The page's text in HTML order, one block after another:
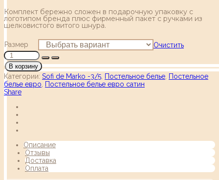
Комплект бережно сложен в подарочную упаковку с
логотипом бренда плюс фирменный пакет с ручками из
шелковистого витого шнура.
Размер Очистить
В корзину
Категории: Sofi de Marko -3/5 Постельное белье Постельное
белье евро
Постельное белье евро сатин
Share
Описание
Отзывы
Доставка
Оплата